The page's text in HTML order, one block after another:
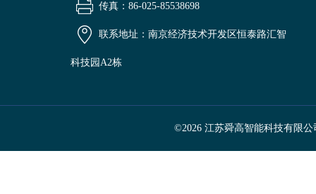
传真：86-025-85538698
联系地址：南京经济技术开发区恒泰路汇智
科技园A2栋
©2026 江苏舜高智能科技有限